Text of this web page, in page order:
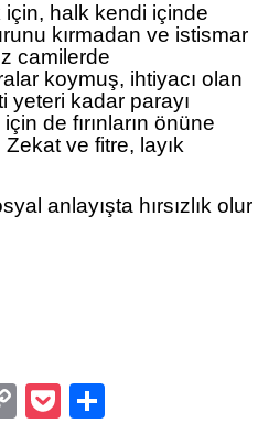
için, halk kendi içinde
kırmadan ve istismar
camilerde
koymuş, ihtiyacı olan
yeteri kadar parayı
de fırınların önüne
Zekat ve fitre, layık
anlayışta hırsızlık olur
CopyPocket